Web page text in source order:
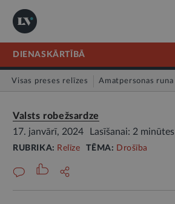
DIENASKĀRTĪBĀ
Visas preses relīzes Amatpersonas runa
Valsts robežsardze
17. janvārī, 2024
Lasīšanai: 2 minūtes
RUBRIKA: Relīze TĒMA: Drošība